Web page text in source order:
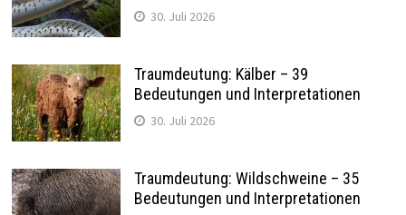
30. Juli 2026
Traumdeutung: Kälber – 39
Bedeutungen und Interpretationen
30. Juli 2026
Traumdeutung: Wildschweine – 35
Bedeutungen und Interpretationen